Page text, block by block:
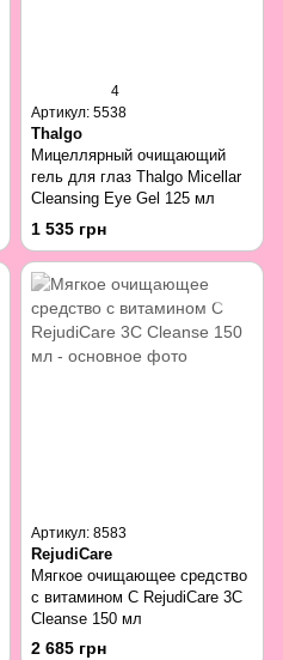
4
Артикул: 5538
Thalgo
Мицеллярный очищающий
гель для глаз Thalgo Micellar
Cleansing Eye Gel 125 мл
1 535 грн
Артикул: 8583
RejudiCare
Мягкое очищающее средство
с витамином C RejudiCare 3C
Cleanse 150 мл
2 685 грн